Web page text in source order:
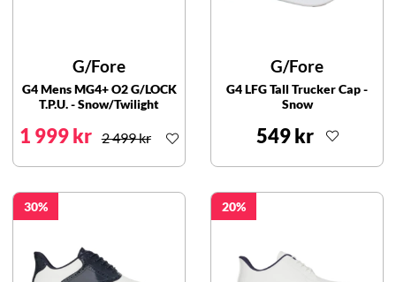
G/Fore
G4 Mens MG4+ O2 G/LOCK
T.P.U. - Snow/Twilight
1 999 kr 2 499 kr
G/Fore
G4 LFG Tall Trucker Cap -
Snow
549 kr
30 20